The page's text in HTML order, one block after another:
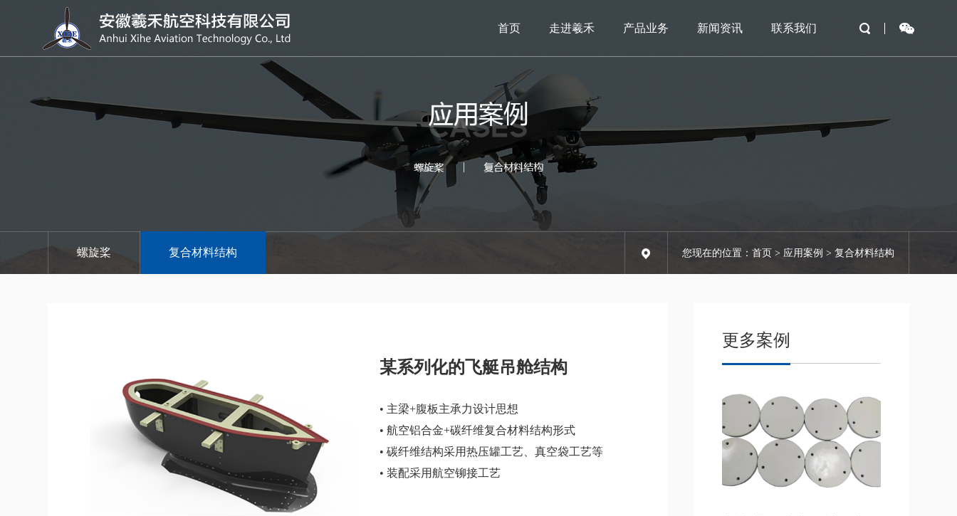
首页 走进羲禾 产品业务 新闻资讯 联系我们
螺旋桨 复合材料结构 您现在的位置：首页 > 应用案例 > 复合材料结构
某系列化的飞艇吊舱结构
• 主梁+腹板主承力设计思想
• 航空铝合金+碳纤维复合材料结构形式
• 碳纤维结构采用热压罐工艺、真空袋工艺等
• 装配采用航空铆接工艺
更多案例